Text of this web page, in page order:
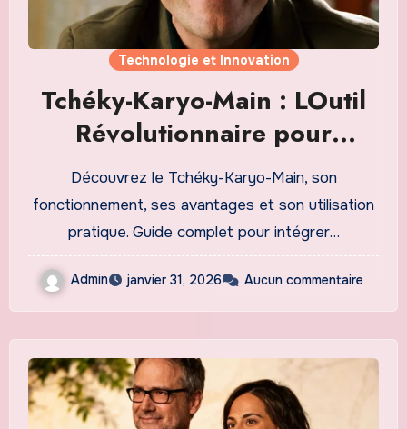
Technologie et Innovation
Tchéky-Karyo-Main : LOutil
Révolutionnaire pour
Optimiser Vos Processus
Métier
Découvrez le Tchéky-Karyo-Main, son
fonctionnement, ses avantages et son utilisation
pratique. Guide complet pour intégrer…
Admin janvier 31, 2026 Aucun commentaire